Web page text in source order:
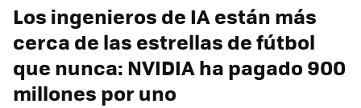
Los ingenieros de IA están más
cerca de las estrellas de fútbol
que nunca: NVIDIA ha pagado 900
millones por uno